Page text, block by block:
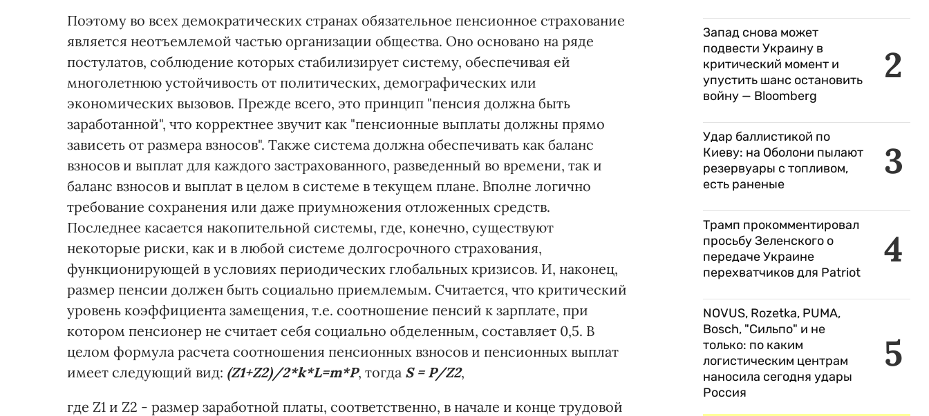
Поэтому во всех демократических странах обязательное пенсионное страхование
является неотъемлемой частью организации общества. Оно основано на ряде
постулатов, соблюдение которых стабилизирует систему, обеспечивая ей
многолетнюю устойчивость от политических, демографических или
экономических вызовов. Прежде всего, это принцип "пенсия должна быть
заработанной", что корректнее звучит как "пенсионные выплаты должны прямо
зависеть от размера взносов". Также система должна обеспечивать как баланс
взносов и выплат для каждого застрахованного, разведенный во времени, так и
баланс взносов и выплат в целом в системе в текущем плане. Вполне логично
требование сохранения или даже приумножения отложенных средств.
Последнее касается накопительной системы, где, конечно, существуют
некоторые риски, как и в любой системе долгосрочного страхования,
функционирующей в условиях периодических глобальных кризисов. И, наконец,
размер пенсии должен быть социально приемлемым. Считается, что критический
уровень коэффициента замещения, т.е. соотношение пенсий к зарплате, при
котором пенсионер не считает себя социально обделенным, составляет 0,5. В
целом формула расчета соотношения пенсионных взносов и пенсионных выплат
имеет следующий вид: (Z1+Z2)/2*k*L=m*P, тогда S = P/Z2,
где Z1 и Z2 - размер заработной платы, соответственно, в начале и конце трудовой
2
Запад снова может
подвести Украину в
критический момент и
упустить шанс остановить
войну — Bloomberg
3
Удар баллистикой по
Киеву: на Оболони пылают
резервуары с топливом,
есть раненые
4
Трамп прокомментировал
просьбу Зеленского о
передаче Украине
перехватчиков для Patriot
5
NOVUS, Rozetka, PUMA,
Bosch, "Сильпо" и не
только: по каким
логистическим центрам
наносила сегодня удары
Россия